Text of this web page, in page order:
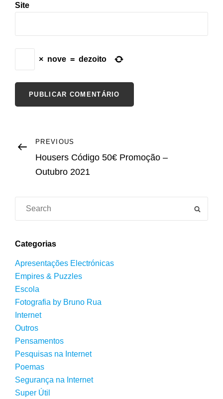
Site
× nove = dezoito
Navegação
de
Previous
Post
PREVIOUS
Housers Código 50€ Promoção –
Outubro 2021
Categorias
Apresentações Electrónicas
Empires & Puzzles
Escola
Fotografia by Bruno Rua
Internet
Outros
Pensamentos
Pesquisas na Internet
Poemas
Segurança na Internet
Super Útil